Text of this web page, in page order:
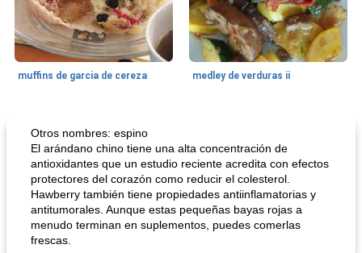
muffins de garcia de cereza medley de verduras ii
Otros nombres: espino
El arándano chino tiene una alta concentración de
antioxidantes que un estudio reciente acredita con efectos
protectores del corazón como reducir el colesterol.
Hawberry también tiene propiedades antiinflamatorias y
antitumorales. Aunque estas pequeñas bayas rojas a
menudo terminan en suplementos, puedes comerlas
frescas.